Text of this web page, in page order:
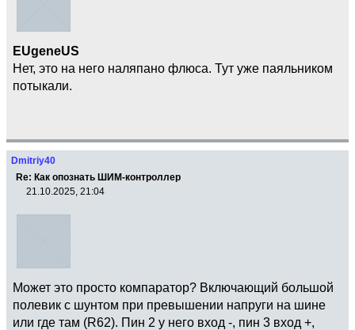
EUgeneUS
Нет, это на него наляпано флюса. Тут уже паяльником
потыкали.
Dmitriy40
Re: Как опознать ШИМ-контроллер
21.10.2025, 21:04
Может это просто компаратор? Включающий большой
полевик с шунтом при превышении напруги на шине
или где там (R62). Пин 2 у него вход -, пин 3 вход +,